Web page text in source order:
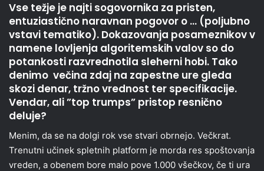
Vse težje je najti sogovornika za pristen,
entuziastično naravnan pogovor o … (poljubno
vstavi tematiko). Dokazovanja posameznikov v
namene lovljenja algoritemskih valov so do
potankosti razvrednotila sleherni hobi. Tako
denimo večina zdaj na zapestne ure gleda
skozi denar, tržno vrednost ter specifikacije.
Vendar, ali ”top trumps” pristop resnično
deluje?
Menim, da se na dolgi rok vse stvari obrnejo. Večkrat.
Trenutni učinek spletnih platform je morda res spoštovanja
vreden, a obenem bore malo pove 1.000 všečkov, če ti ura